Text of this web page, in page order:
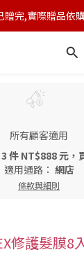
員註冊開卡送9折
贈完,實際贈品依
員註冊開卡送9折券
所有顧客適用
件 NT$888 元，
適用通路： 網店
條款與細則
修護髮膜8